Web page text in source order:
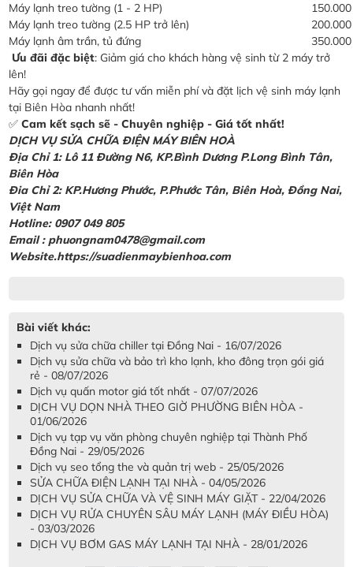
Máy lạnh treo tường (1 - 2 HP)
Máy lạnh treo tường (2.5 HP trở lên)
Máy lạnh âm trần, tủ đứng
Ưu đãi đặc biệt: Giảm giá cho khách hàng vệ sinh từ 2 máy trở
lên!
Hãy gọi ngay để được tư vấn miễn phí và đặt lịch vệ sinh máy lạnh
tại Biên Hòa nhanh nhất!
✅Cam kết sạch sẽ - Chuyên nghiệp - Giá tốt nhất!
DỊCH VỤ SỬA CHỮA ĐIỆN MÁY BIÊN HOÀ
Địa Chỉ 1: Lô 11 Đường N6, KP.Bình Dương P.Long Bình Tân,
Biên Hòa
Đia Chỉ 2: KP.Hương Phước, P.Phước Tân, Biên Hoà, Đồng Nai,
Việt Nam
Hotline: 0907 049 805
Email : phuongnam0478@gmail.com
Website.https://suadienmaybienhoa.com
Bài viết khác:
Dịch vụ sửa chữa chiller tại Đồng Nai - 16/07/2026
Dịch vụ sửa chữa và bảo trì kho lạnh, kho đông trọn gói giá
rẻ - 08/07/2026
Dịch vụ quấn motor giá tốt nhất - 07/07/2026
DỊCH VỤ DỌN NHÀ THEO GIỜ PHƯỜNG BIÊN HÒA -
01/06/2026
Dịch vụ tạp vụ văn phòng chuyên nghiệp tại Thành Phố
Đồng Nai - 29/05/2026
Dịch vụ seo tổng the và quản trị web - 25/05/2026
SỬA CHỮA ĐIỆN LẠNH TẠI NHÀ - 04/05/2026
DỊCH VỤ SỬA CHỮA VÀ VỆ SINH MÁY GIẶT - 22/04/2026
DỊCH VỤ RỬA CHUYÊN SÂU MÁY LẠNH (MÁY ĐIỀU HÒA)
- 03/03/2026
DỊCH VỤ BƠM GAS MÁY LẠNH TẠI NHÀ - 28/01/2026